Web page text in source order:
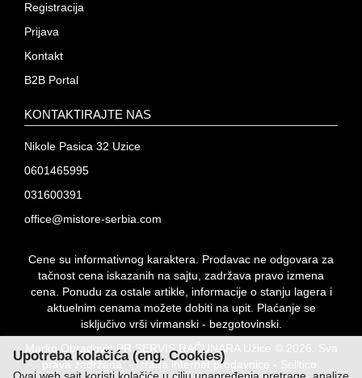
Registracija
Prijava
Kontakt
B2B Portal
KONTAKTIRAJTE NAS
Nikole Pasica 32 Uzice
0601465995
031600391
office@mistore-serbia.com
Cene su informativnog karaktera. Prodavac ne odgovara za
tačnost cena iskazanih na sajtu, zadržava pravo izmena
cena. Ponudu za ostale artikle, informacije o stanju lagera i
aktuelnim cenama možete dobiti na upit. Plaćanje se
isključivo vrši virmanski - bezgotovinski.
Marko Obradović PR SERVIS RAČUNARA Užice © 2026. Sva
prava zadržana. -Izrada internet prodavnice - Selltico.
Upotreba kolačića (eng. Cookies)